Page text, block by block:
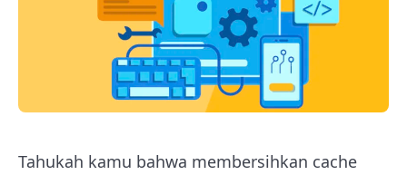
Tahukah kamu bahwa membersihkan cache